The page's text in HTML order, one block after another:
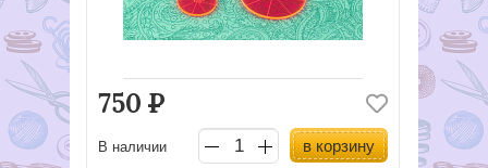
750 Р
В наличии в корзину